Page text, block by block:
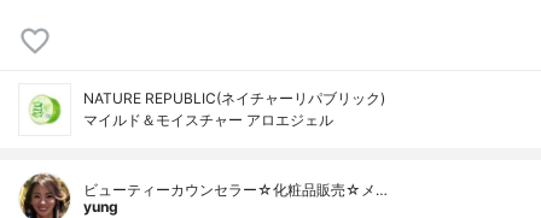
NATURE REPUBLIC(ネイチャーリパブリック)
マイルド＆モイスチャー アロエジェル
ビューティーカウンセラー☆化粧品販売☆メ…
yung